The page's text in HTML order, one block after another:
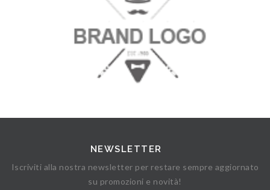
NEWSLETTER
Iscriviti alla nostra newsletter per restare sempre aggiornato
su promozioni e novità!